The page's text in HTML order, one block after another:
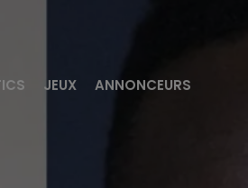
JEUX ANNONCEURS